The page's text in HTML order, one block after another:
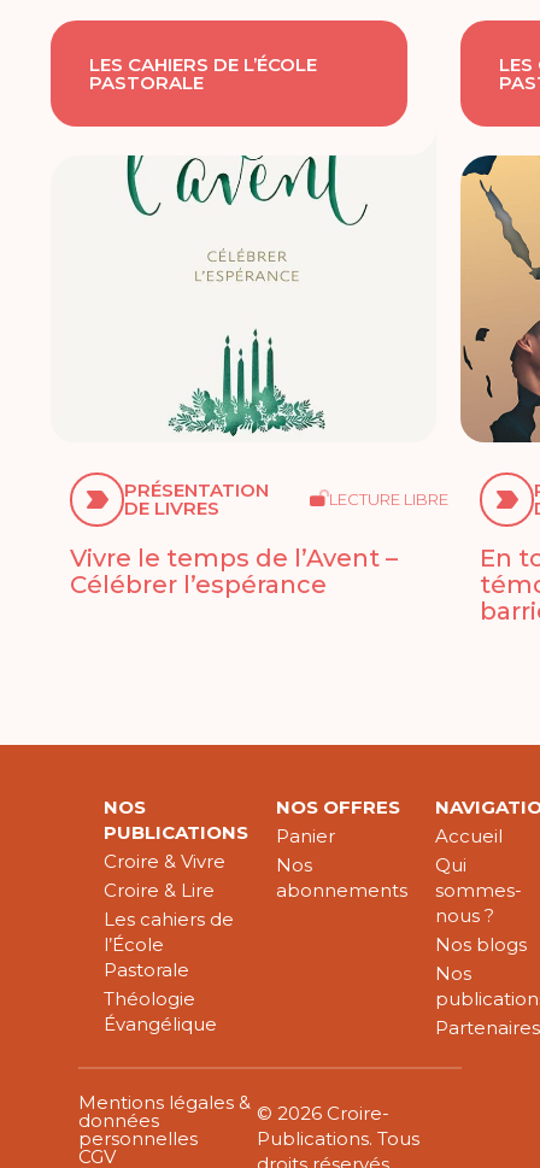
LES CAHIERS DE L’ÉCOLE
PASTORALE
PRÉSENTATION
DE LIVRES LECTURE LIBRE
Vivre le temps de l’Avent –
Célébrer l’espérance
LES
En
NOS
PUBLICATIONS
Croire & Vivre
Croire & Lire
Les cahiers de
l’École
Pastorale
Théologie
Évangélique
NOS OFFRES
Panier
Nos
abonnements
Accueil
Qui
sommes-
nous ?
Nos blogs
Nos
Partenaires
Mentions légales &
données
personnelles
CGV
© 2026 Croire-
Publications. Tous